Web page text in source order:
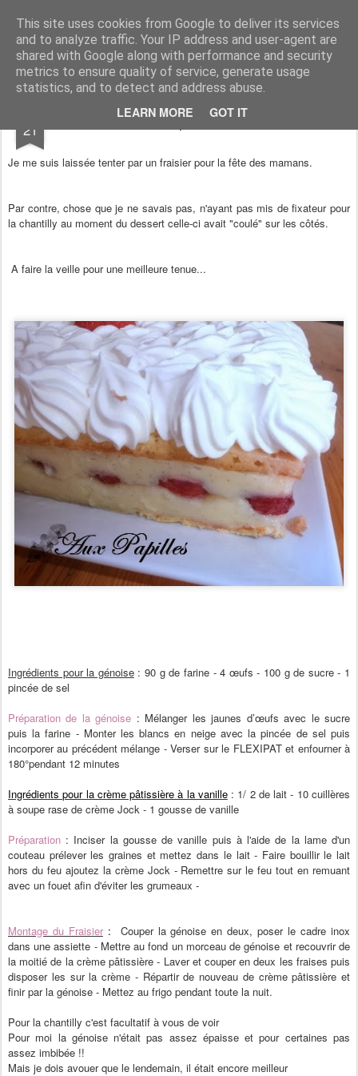
This site uses cookies from Google to deliver its services
and to analyze traffic. Your IP address and user-agent are
shared with Google along with performance and security
metrics to ensure quality of service, generate usage
statistics, and to detect and address abuse.
LEARN MORE GOT IT
Aux papilles by Virginie
21 Un Fraisier pour une maman
Je me suis laissée tenter par un fraisier pour la fête des mamans.
Par contre, chose que je ne savais pas, n'ayant pas mis de fixateur pour
la chantilly au moment du dessert celle-ci avait "coulé" sur les côtés.
A faire la veille pour une meilleure tenue...
Ingrédients pour la génoise: 90 g de farine - 4 œufs - 100 g de sucre - 1
pincée de sel
Préparation de la génoise : Mélanger les jaunes d’œufs avec le sucre
puis la farine - Monter les blancs en neige avec la pincée de sel puis
incorporer au précédent mélange - Verser sur le FLEXIPAT et enfourner à
180°pendant 12 minutes
Ingrédients pour la crème pâtissière à la vanille: 1/ 2 de lait - 10 cuillères
à soupe rase de crème Jock - 1 gousse de vanille
Préparation : Inciser la gousse de vanille puis à l'aide de la lame d'un
couteau prélever les graines et mettez dans le lait - Faire bouillir le lait
hors du feu ajoutez la crème Jock - Remettre sur le feu tout en remuant
avec un fouet afin d'éviter les grumeaux -
Montage du Fraisier: Couper la génoise en deux, poser le cadre inox
dans une assiette - Mettre au fond un morceau de génoise et recouvrir de
la moitié de la crème pâtissière - Laver et couper en deux les fraises puis
disposer les sur la crème - Répartir de nouveau de crème pâtissière et
finir par la génoise - Mettez au frigo pendant toute la nuit.
Pour la chantilly c'est facultatif à vous de voir
Pour moi la génoise n'était pas assez épaisse et pour certaines pas
assez imbibée !!
Mais je dois avouer que le lendemain, il était encore meilleur